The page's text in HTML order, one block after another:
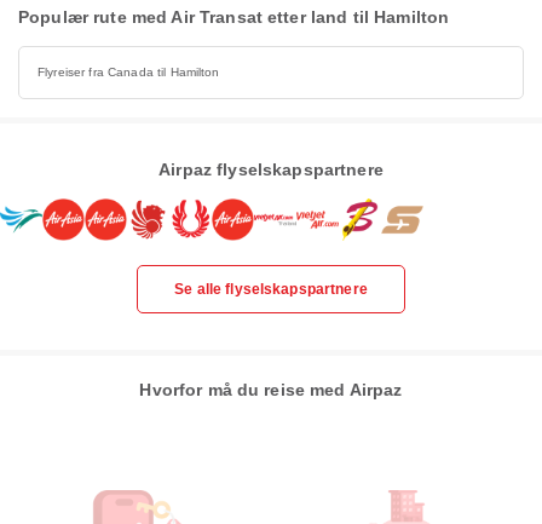
Populær rute med Air Transat etter land til Hamilton
Flyreiser fra Canada til Hamilton
Airpaz flyselskapspartnere
Se alle flyselskapspartnere
Hvorfor må du reise med Airpaz